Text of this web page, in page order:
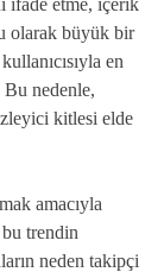
olarak büyük bir
en
nedenle,
kitlesi elde
amacıyla
bu trendin
neden takipçi